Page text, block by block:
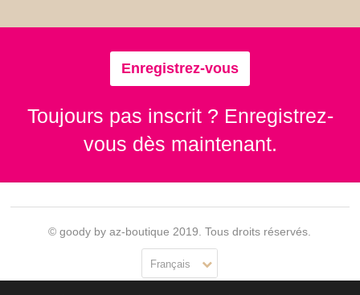
Enregistrez-vous
Toujours pas inscrit ? Enregistrez-
vous dès maintenant.
© goody by az-boutique 2019. Tous droits réservés.
Français